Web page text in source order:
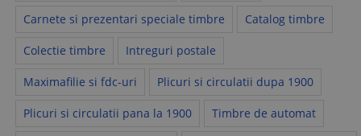
Carnete si prezentari speciale timbre Catalog timbre
Colectie timbre Intreguri postale
Maximafilie si fdc-uri Plicuri si circulatii dupa 1900
Plicuri si circulatii pana la 1900 Timbre de automat